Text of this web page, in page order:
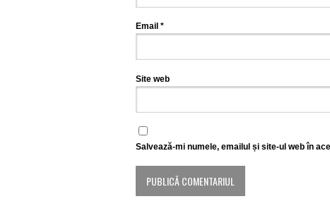
Email *
Site web
Salvează-mi numele, emailul și site-ul web în